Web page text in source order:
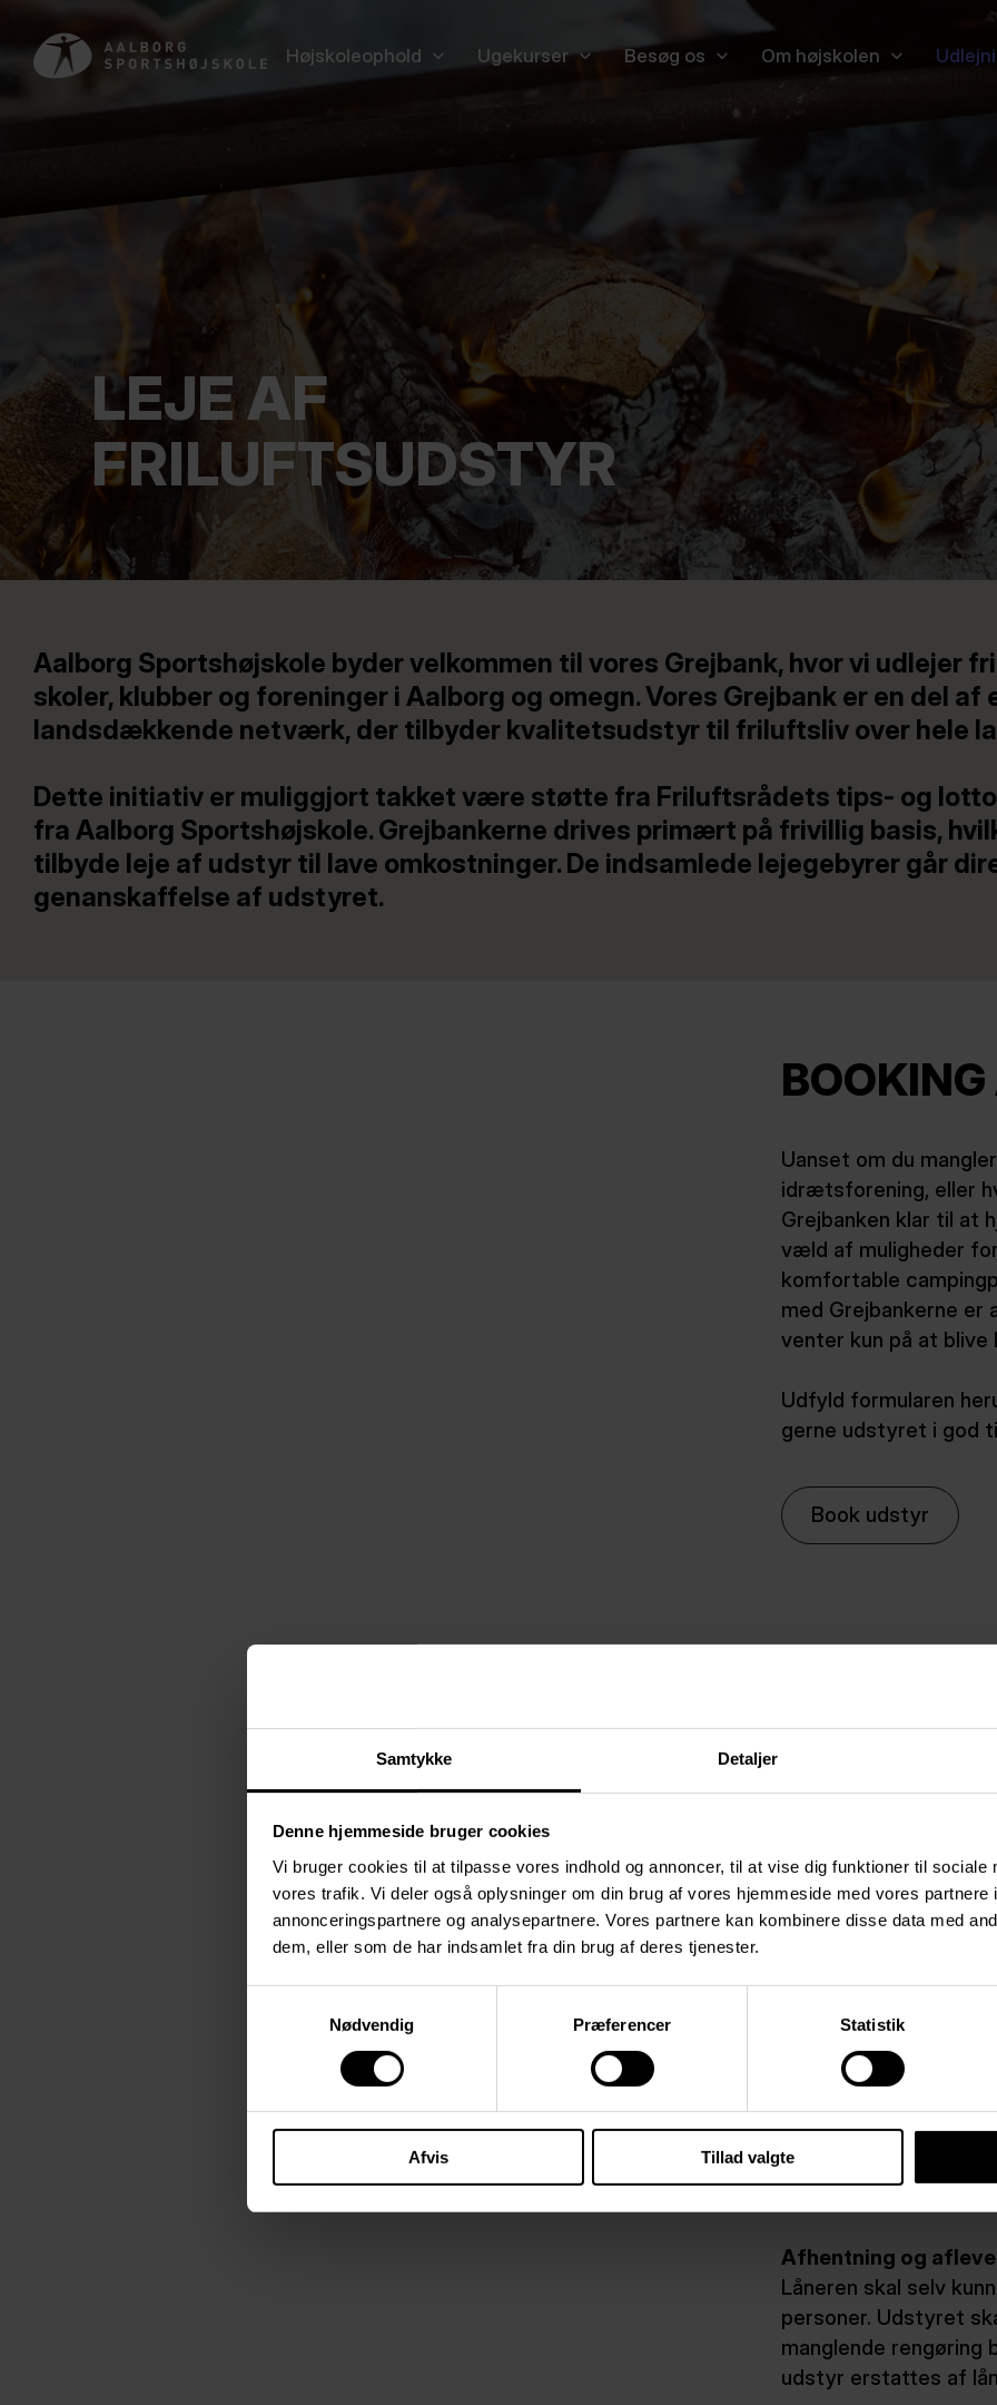
Samtykke Detaljer
Denne hjemmeside bruger cookies
Vi bruger cookies til at tilpasse vores indhold og annoncer, til at vise dig funktioner til sociale
vores trafik. Vi deler også oplysninger om din brug af vores hjemmeside med vores partnere
annonceringspartnere og analysepartnere. Vores partnere kan kombinere disse data med
dem, eller som de har indsamlet fra din brug af deres tjenester.
Nødvendig
Præferencer Statistik
Afvis Tillad valgte
Højskoleophold Ugekurser Besøg os Om højskolen
LEJE AF
FRILUFTSUDSTYR
Aalborg Sportshøjskole byder velkommen til vores Grejbank, hvor vi udlejer
skoler, klubber og foreninger i Aalborg og omegn. Vores Grejbank er en del
landsdækkende netværk, der tilbyder kvalitetsudstyr til friluftsliv over hele
Dette initiativ er muliggjort takket være støtte fra Friluftsrådets tips- og
fra Aalborg Sportshøjskole. Grejbankerne drives primært på frivillig basis,
tilbyde leje af udstyr til lave omkostninger. De indsamlede lejegebyrer går
genanskaffelse af udstyret.
Uanset om du
idrætsforening, eller
Grejbanken klar til at
væld af muligheder
komfortable
med Grejbankerne
venter kun på at blive
Udfyld formularen
gerne udstyret i god
Book udstyr
Vi har en lang række
havkajakker, SUP
bålaktiviteter og
priser herunder.
Afhentning og
Låneren skal selv
personer. Udstyret
manglende
udstyr erstattes af